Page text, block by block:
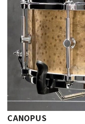
CANOPUS